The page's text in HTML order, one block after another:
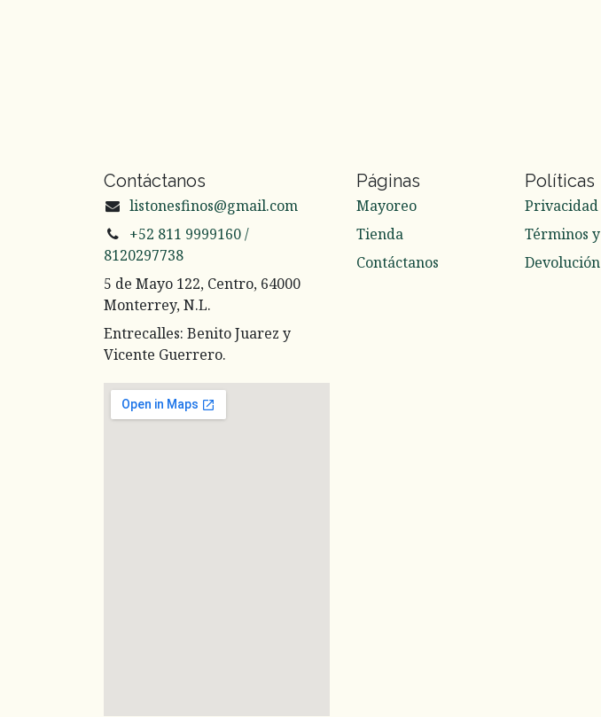
Contáctanos
listonesfinos@gmail.com
+52 811 9999160 /
8120297738
5 de Mayo 122, Centro, 64000
Monterrey, N.L.
Entrecalles: Benito Juarez y
Vicente Guerrero.
Páginas
Mayoreo
Tienda
Contáctanos
Políticas
Privacidad
Términos
Devolución